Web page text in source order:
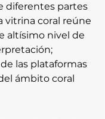
diferentes partes
vitrina coral reúne
altísimo nivel de
las plataformas
ámbito coral